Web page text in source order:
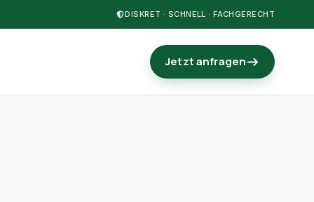
DISKRET · SCHNELL · FACHGERECHT
Jetzt anfragen